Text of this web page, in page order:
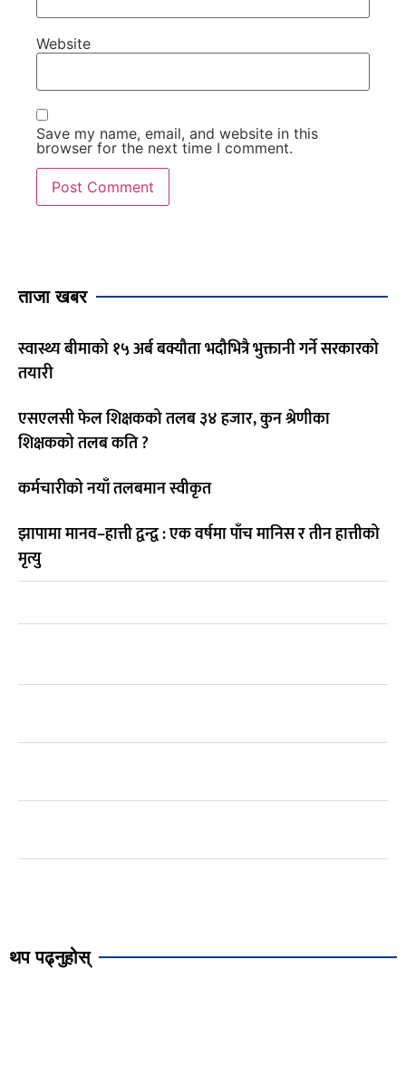
Website
Save my name, email, and website in this
browser for the next time I comment.
ताजा खबर
स्वास्थ्य बीमाको १५ अर्ब बक्यौता भदौभित्रै भुक्तानी गर्ने सरकारको
तयारी
एसएलसी फेल शिक्षकको तलब ३४ हजार, कुन श्रेणीका
शिक्षकको तलब कति ?
कर्मचारीको नयाँ तलबमान स्वीकृत
झापामा मानव–हात्ती द्वन्द्व : एक वर्षमा पाँच मानिस र तीन हात्तीको
मृत्यु
थप पढ्नुहोस्